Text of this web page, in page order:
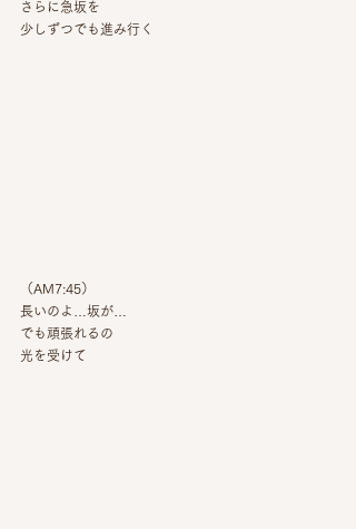
さらに急坂を
少しずつでも進み行く
（AM7:45）
長いのよ…坂が…
でも頑張れるの
光を受けて